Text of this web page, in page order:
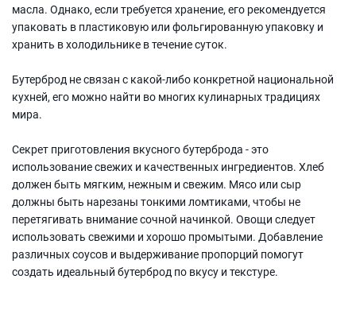
масла. Однако, если требуется хранение, его рекомендуется
упаковать в пластиковую или фольгированную упаковку и
хранить в холодильнике в течение суток.
Бутерброд не связан с какой-либо конкретной национальной
кухней, его можно найти во многих кулинарных традициях
мира.
Секрет приготовления вкусного бутерброда - это
использование свежих и качественных ингредиентов. Хлеб
должен быть мягким, нежным и свежим. Мясо или сыр
должны быть нарезаны тонкими ломтиками, чтобы не
перетягивать внимание сочной начинкой. Овощи следует
использовать свежими и хорошо промытыми. Добавление
различных соусов и выдерживание пропорций помогут
создать идеальный бутерброд по вкусу и текстуре.